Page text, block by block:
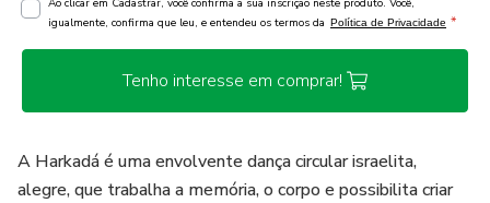
Ao clicar em Cadastrar, você confirma a sua inscrição neste produto. Você,
igualmente, confirma que leu, e entendeu os termos da Política de Privacidade *
Tenho interesse em comprar!
A Harkadá é uma envolvente dança circular israelita,
alegre, que trabalha a memória, o corpo e possibilita criar